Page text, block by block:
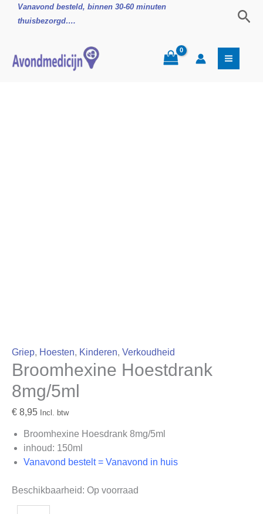
naar
Vanavond besteld, binnen 30-60 minuten
thuisbezorgd….
Griep, Hoesten, Kinderen, Verkoudheid
Broomhexine Hoestdrank
8mg/5ml
€ 8,95 Incl. btw
Broomhexine Hoesdrank 8mg/5ml
inhoud: 150ml
Vanavond bestelt = Vanavond in huis
Beschikbaarheid: Op voorraad
Broomhexine
Hoestdrank